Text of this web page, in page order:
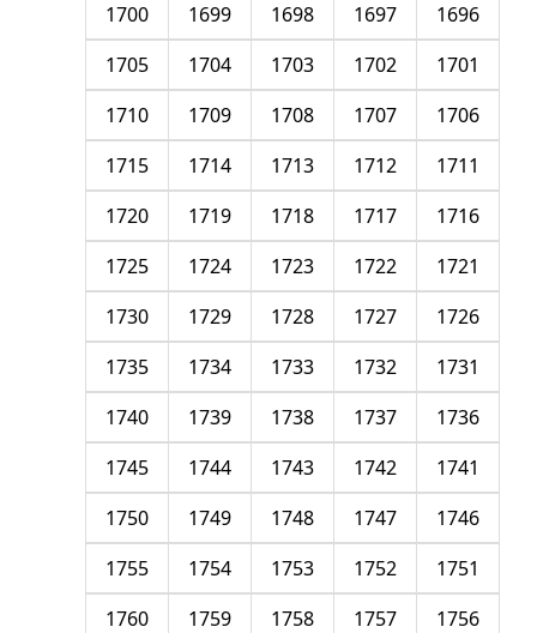
1696
1697
1698
1699
1700
1701
1702
1703
1704
1705
1706
1707
1708
1709
1710
1711
1712
1713
1714
1715
1716
1717
1718
1719
1720
1721
1722
1723
1724
1725
1726
1727
1728
1729
1730
1731
1732
1733
1734
1735
1736
1737
1738
1739
1740
1741
1742
1743
1744
1745
1746
1747
1748
1749
1750
1751
1752
1753
1754
1755
1756
1757
1758
1759
1760